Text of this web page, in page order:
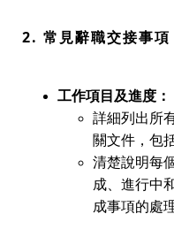
2. 常見辭職交接事項
工作項目及進度：
詳細列出所
關文件，包
清楚說明每
成、進行中
成事項的處